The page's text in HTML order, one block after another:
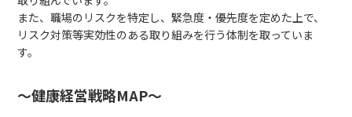
また、職場のリスクを特定し、緊急度・優先度を定めた上で、
リスク対策等実効性のある取り組みを行う体制を取っていま
す。
～健康経営戦略MAP～